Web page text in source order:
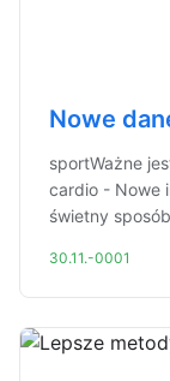
Nowe
sportWażne
cardio - Nowe
świetny
30.11.-0001